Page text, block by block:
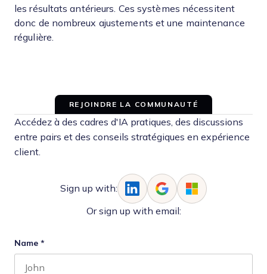
les résultats antérieurs. Ces systèmes nécessitent
donc de nombreux ajustements et une maintenance
régulière.
REJOINDRE LA COMMUNAUTÉ
Accédez à des cadres d'IA pratiques, des discussions
entre pairs et des conseils stratégiques en expérience
client.
Sign up with:
Or sign up with email:
Name *